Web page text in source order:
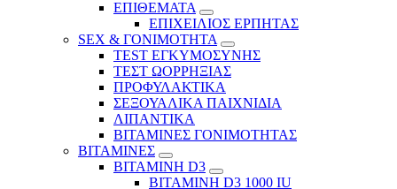
ΕΠΙΘΕΜΑΤΑ
ΕΠΙΧΕΙΛΙΟΣ ΕΡΠΗΤΑΣ
SEX & ΓΟΝΙΜΟΤΗΤΑ
TEST ΕΓΚΥΜΟΣΥΝΗΣ
ΤΕΣΤ ΩΟΡΡΗΞΙΑΣ
ΠΡΟΦΥΛΑΚΤΙΚΑ
ΣΕΞΟΥΑΛΙΚΑ ΠΑΙΧΝΙΔΙΑ
ΛΙΠΑΝΤΙΚΑ
ΒΙΤΑΜΙΝΕΣ ΓΟΝΙΜΟΤΗΤΑΣ
ΒΙΤΑΜΙΝΕΣ
ΒΙΤΑΜΙΝΗ D3
ΒΙΤΑΜΙΝΗ D3 1000 IU